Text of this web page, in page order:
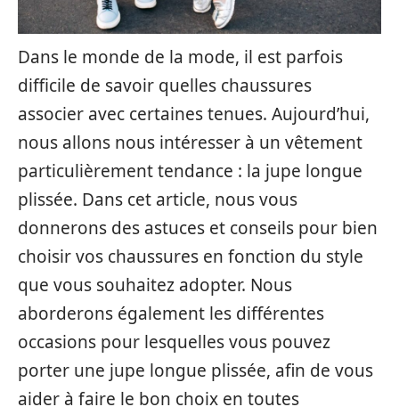
Dans le monde de la mode, il est parfois
difficile de savoir quelles chaussures
associer avec certaines tenues. Aujourd’hui,
nous allons nous intéresser à un vêtement
particulièrement tendance : la jupe longue
plissée. Dans cet article, nous vous
donnerons des astuces et conseils pour bien
choisir vos chaussures en fonction du style
que vous souhaitez adopter. Nous
aborderons également les différentes
occasions pour lesquelles vous pouvez
porter une jupe longue plissée, afin de vous
aider à faire le bon choix en toutes